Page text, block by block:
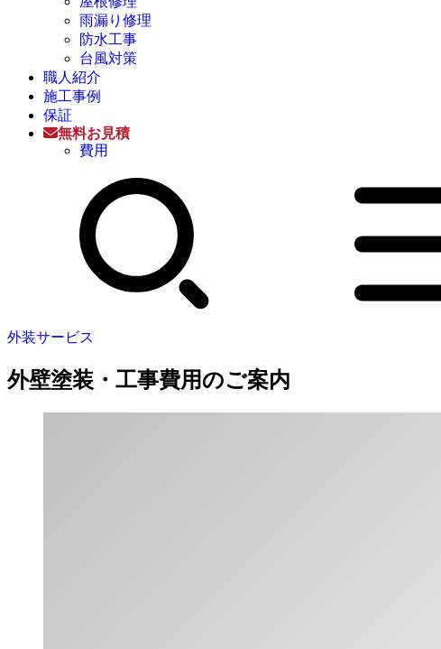
雨漏り修理
防水工事
台風対策
職人紹介
施工事例
保証
無料お見積
費用
外装サービス
外壁塗装・工事費用のご案内